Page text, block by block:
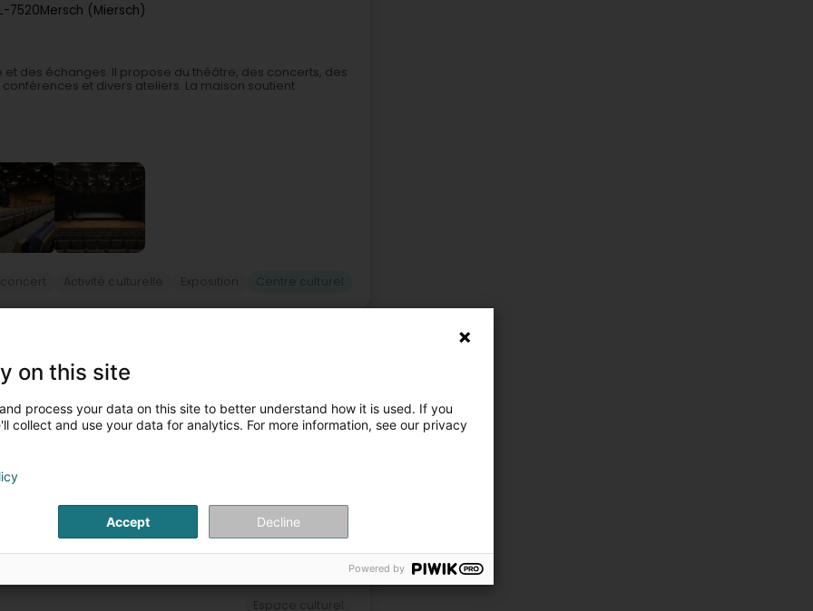
L-7520Mersch (Miersch)
et des échanges. Il propose du théâtre, des concerts, des
et divers ateliers. La maison soutient
Asbl
on this site
process your data on this site to better understand how it is used. If you
collect and use your data for analytics. For more information, see our privacy
Accept Decline
Powered by